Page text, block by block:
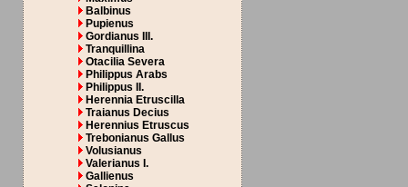
Balbinus
Pupienus
Gordianus III.
Tranquillina
Otacilia Severa
Philippus Arabs
Philippus II.
Herennia Etruscilla
Traianus Decius
Herennius Etruscus
Trebonianus Gallus
Volusianus
Valerianus I.
Gallienus